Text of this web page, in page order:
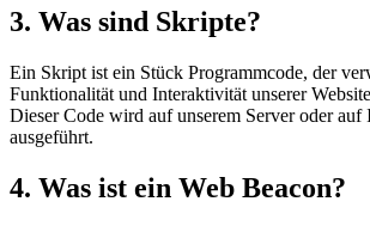
3. Was sind Skripte?
Ein Skript ist ein Stück Programmcode, der
Funktionalität und Interaktivität unserer
Dieser Code wird auf unserem Server oder auf
ausgeführt.
4. Was ist ein Web Beacon?